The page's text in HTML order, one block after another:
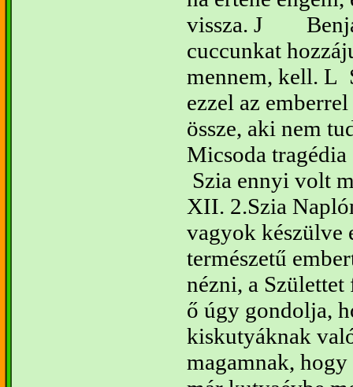
vissza. J
cuccunkat
mennem, kell. L
ezzel az
össze, aki nem
Micsoda tragédia
Szia ennyi volt
XII. 2.Szia
vagyok készülve
természetű
nézni, a Születtet
ő úgy gondolja,
kiskutyáknak
magamnak,